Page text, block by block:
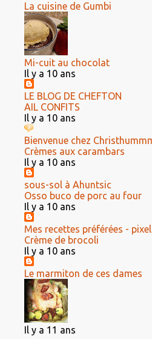
La cuisine de Gumbi
Mi-cuit au chocolat
Il y a 10 ans
LE BLOG DE CHEFTON
AIL CONFITS
Il y a 10 ans
Bienvenue chez
Crèmes aux carambars
Il y a 10 ans
sous-sol à Ahuntsic
Osso buco de porc au four
Il y a 10 ans
Mes recettes préférées -
Crème de brocoli
Il y a 10 ans
Le marmiton de ces dames
Il y a 11 ans